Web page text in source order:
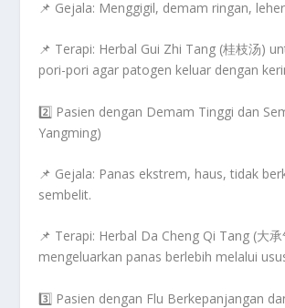
📌 Gejala: Menggigil, demam ringan,
📌 Terapi: Herbal Gui Zhi Tang (桂枝汤)
pori-pori agar patogen keluar dengan
2️⃣ Pasien dengan Demam Tinggi dan
Yangming)
📌 Gejala: Panas ekstrem, haus, tidak
sembelit.
📌 Terapi: Herbal Da Cheng Qi Tang (大
mengeluarkan panas berlebih melalui
3️⃣ Pasien dengan Flu Berkepanjangan